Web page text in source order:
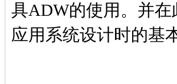
具ADW的使用。并
应用系统设计时的基